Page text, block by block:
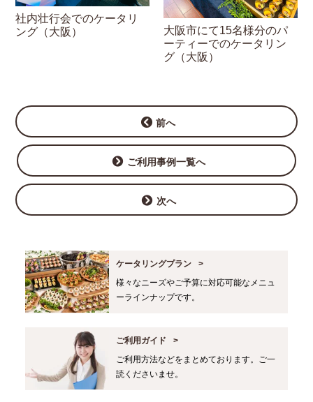
社内壮行会でのケータリ
ング（大阪）
大阪市にて15名様分のパ
ーティーでのケータリン
グ（大阪）
前へ
ご利用事例一覧へ
次へ
ケータリングプラン
様々なニーズやご予算に対応可能なメニュ
ーラインナップです。
ご利用ガイド
ご利用方法などをまとめております。ご一
読くださいませ。